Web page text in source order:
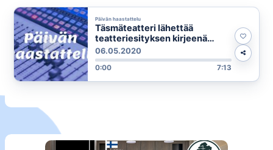
Päivän haastattelu
Täsmäteatteri lähettää
teatteriesityksen kirjeenä
kotiin
06.05.2020
0:00 7:13